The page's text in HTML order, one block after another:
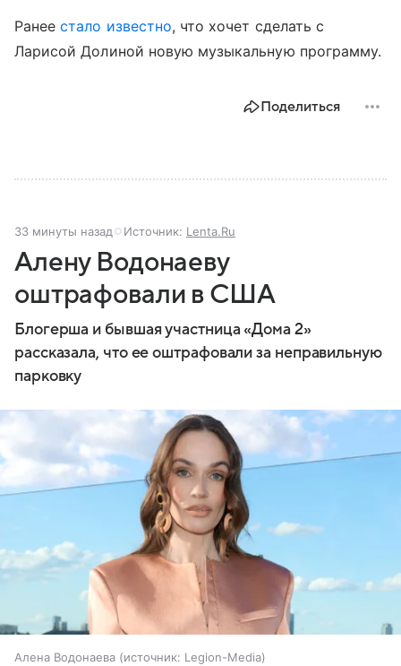
Ранеестало известно, что хочет сделать с
Ларисой Долиной новую музыкальную программу.
Поделиться
33 минуты назад Источник: Lenta.Ru
Алену Водонаеву
оштрафовали в США
Блогерша и бывшая участница «Дома 2»
рассказала, что ее оштрафовали за неправильную
парковку
Алена Водонаева источник: Legion-Media